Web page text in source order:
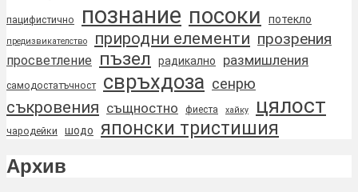
пацифистично познание посоки потекло
предизвикателство природни елементи прозрения
просветление пъзел радикално размишления
самодостатъчност свръхдоза сенрю
съкровения същностно фиеста хайку цялост
чародейки шодо
японски тристишия
Архив